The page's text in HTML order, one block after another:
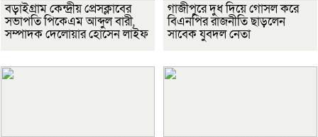
বড়াইগ্রাম কেন্দ্রীয় প্রেসক্লাবের
সভাপতি পিকেএম আব্দুল বারী,
সম্পাদক দেলোয়ার হোসেন লাইফ
গাজীপুরে দুধ দিয়ে গোসল করে
বিএনপির রাজনীতি ছাড়লেন
সাবেক যুবদল নেতা